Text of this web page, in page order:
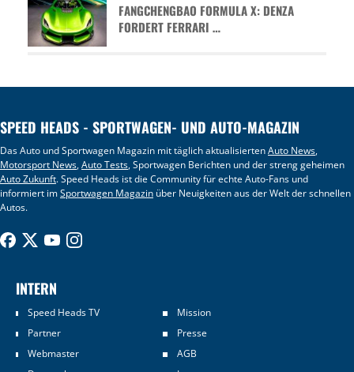
FANGCHENGBAO FORMULA X: DENZA
FORDERT FERRARI …
SPEED HEADS - SPORTWAGEN- UND AUTO-MAGAZIN
Das Auto und Sportwagen Magazin mit täglich aktualisiertenAuto News,
Motorsport News,Auto Tests, Sportwagen Berichten und der streng geheimen
Auto Zukunft. Speed Heads ist die Community für echte Auto-Fans und
informiert imSportwagen Magazin über Neuigkeiten aus der Welt der schnellen
Autos.
INTERN
Speed Heads TV
Mission
Partner
Presse
Webmaster
AGB